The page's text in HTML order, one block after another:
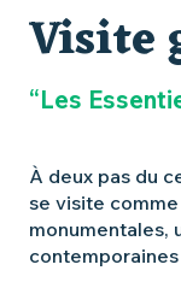
Visite
“Les
À deux pas du
se visite
monumentales,